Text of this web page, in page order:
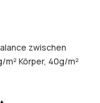
zwischen
Körper, 40g/m²